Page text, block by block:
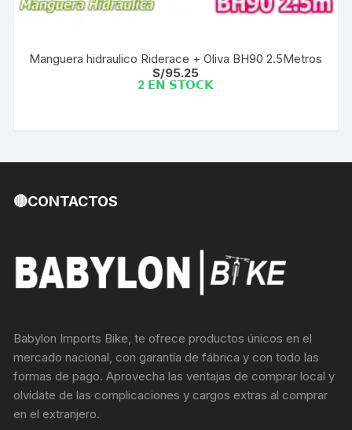
Manguera hidraulico Riderace + Oliva BH90 2.5Metros
S/95.25
2 𝗘𝗡 𝗦𝗧𝗢𝗖𝗞
🔴CONTACTOS
Babylon Imports Bike, te ofrece productos únicos en el
mercado nacional, con garantía de fábrica y con todo las
formas de pago. Aprovecha las ventajas de comprar local y
olvídate de las complicaciones y cargos extras al comprar
en el extranjero.